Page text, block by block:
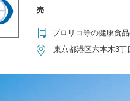
売
ブロリコ等の健康食
東京都港区六本木3